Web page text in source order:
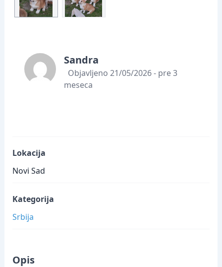
Sandra
Objavljeno 21/05/2026 - pre 3
meseca
Lokacija
Novi Sad
Kategorija
Srbija
Opis